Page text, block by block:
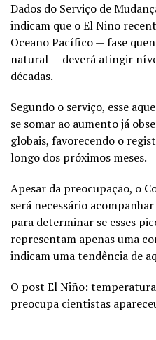
Dados do Serviço de
indicam que o El Niño
Oceano Pacífico — fase
natural — deverá atingir
décadas.
Segundo o serviço, esse
se somar ao aumento já
globais, favorecendo o
longo dos próximos meses.
Apesar da preocupação, o
será necessário
para determinar se esses
representam apenas uma
indicam uma tendência de
O post El Niño:
preocupa cientistas